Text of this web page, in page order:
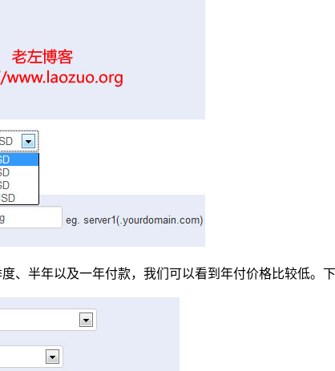
、半年以及一年付款，我们可以看到年付价格比较低。